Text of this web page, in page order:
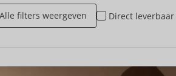
Alle filters weergeven Direct leverbaar